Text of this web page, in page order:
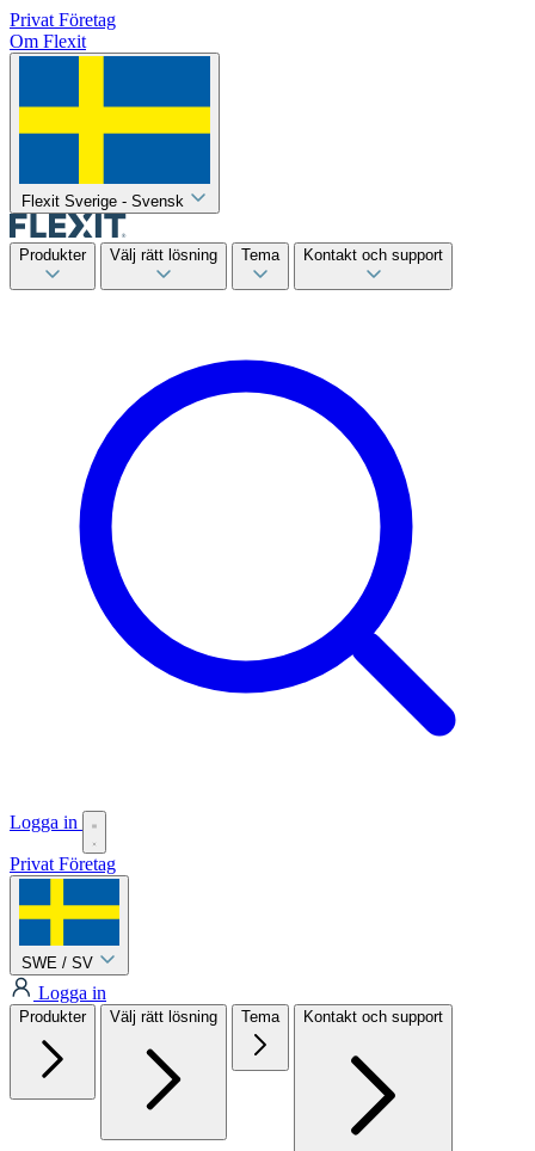
Privat Företag
Om Flexit
Flexit Sverige - Svensk
Produkter Välj rätt lösning Tema Kontakt och support
Logga in
Privat Företag
SWE / SV
Logga in
Produkter Välj rätt lösning Tema Kontakt och support